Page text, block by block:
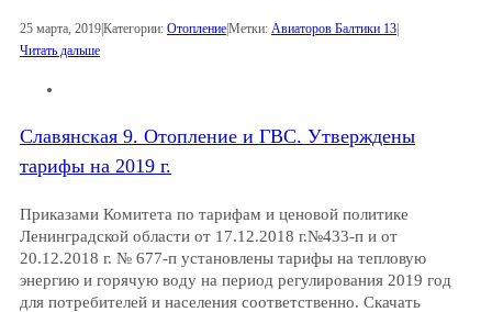
25 марта, 2019Категории: ОтоплениеМетки: Авиаторов Балтики 13
Читать дальше
Славянская 9. Отопление и ГВС. Утверждены
тарифы на 2019 г.
Приказами Комитета по тарифам и ценовой политике
Ленинградской области от 17.12.2018 г.№433-п и от
20.12.2018 г. № 677-п установлены тарифы на тепловую
энергию и горячую воду на период регулирования 2019 год
для потребителей и населения соответственно. Скачать